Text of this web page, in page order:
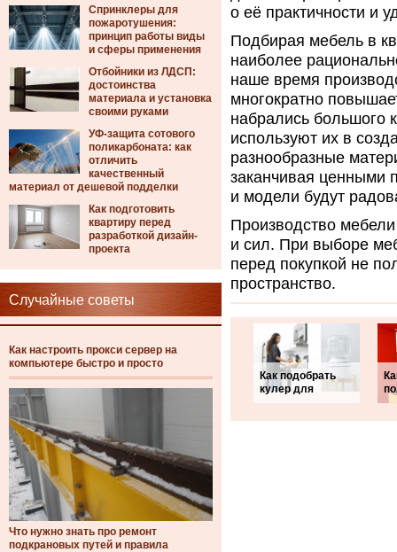
Спринклеры для
пожаротушения:
принцип работы виды
и сферы применения
Отбойники из ЛДСП:
достоинства
материала и установка
своими руками
УФ-защита сотового
поликарбоната: как
отличить
качественный
материал от дешевой подделки
Как подготовить
квартиру перед
разработкой дизайн-
проекта
Случайные советы
Как настроить прокси сервер на
компьютере быстро и просто
Что нужно знать про ремонт
подкрановых путей и правила
о её практичности и
Подбирая мебель в
наиболее
наше время
многократно
набрались большого
используют их в
разнообразные
заканчивая ценными
и модели будут
Производство
и сил. При выборе
перед покупкой не
пространство.
Как подобрать
кулер для